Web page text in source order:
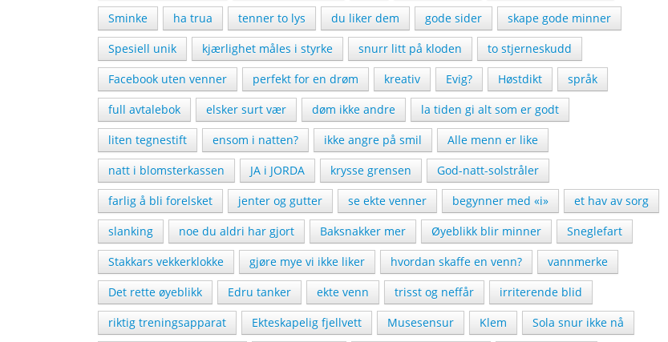
Sminke
ha trua tenner to lys du liker dem gode sider
skape gode minner
Spesiell unik
kjærlighet måles i styrke snurr litt på kloden
to stjerneskudd
Facebook uten venner
perfekt for en drøm kreativ Evig? Høstdikt
språk
full avtalebok
elsker surt vær døm ikke andre
la tiden gi alt som er godt
liten tegnestift
ensom i natten? ikke angre på smil
Alle menn er like
natt i blomsterkassen
JA i JORDA krysse grensen
God-natt-solstråler
farlig å bli forelsket
jenter og gutter se ekte venner begynner med «i»
et hav av sorg
slanking
noe du aldri har gjort Baksnakker mer Øyeblikk blir minner
Sneglefart
Stakkars vekkerklokke
gjøre mye vi ikke liker hvordan skaffe en venn?
vannmerke
Det rette øyeblikk
Edru tanker ekte venn trisst og neffår
irriterende blid
riktig treningsapparat
Ekteskapelig fjellvett Musesensur Klem
Sola snur ikke nå